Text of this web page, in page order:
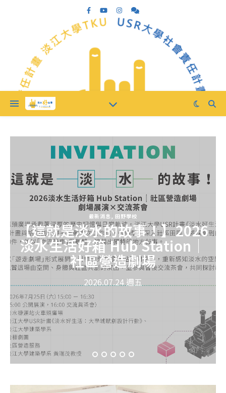
最新消息 , 田野學校
【這就是淡水的故事！】2026
淡水生活好箱 Hub Station｜
社區營造劇場
2026.07.24 週五